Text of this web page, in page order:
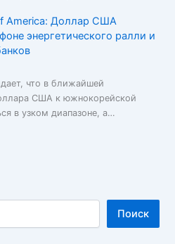
America: Доллар США
энергетического ралли и
что в ближайшей
США к южнокорейской
в узком диапазоне, а…
Поиск